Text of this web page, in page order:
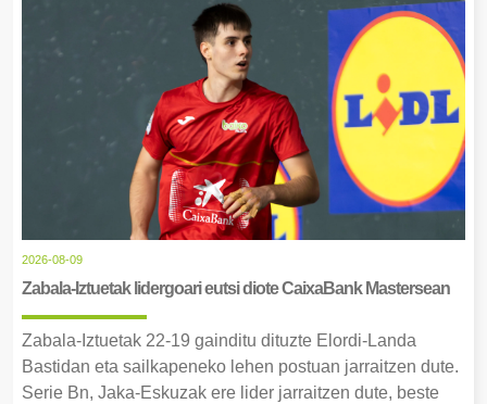
2026-08-09
Zabala-Iztuetak lidergoari eutsi diote CaixaBank Mastersean
Zabala-Iztuetak 22-19 gainditu dituzte Elordi-Landa
Bastidan eta sailkapeneko lehen postuan jarraitzen dute.
Serie Bn, Jaka-Eskuzak ere lider jarraitzen dute, beste